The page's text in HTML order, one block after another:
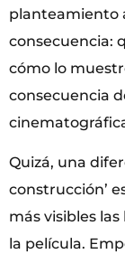
planteamiento
consecuencia:
cómo lo
consecuencia
Quizá, una
construcción’
más visibles
la película.